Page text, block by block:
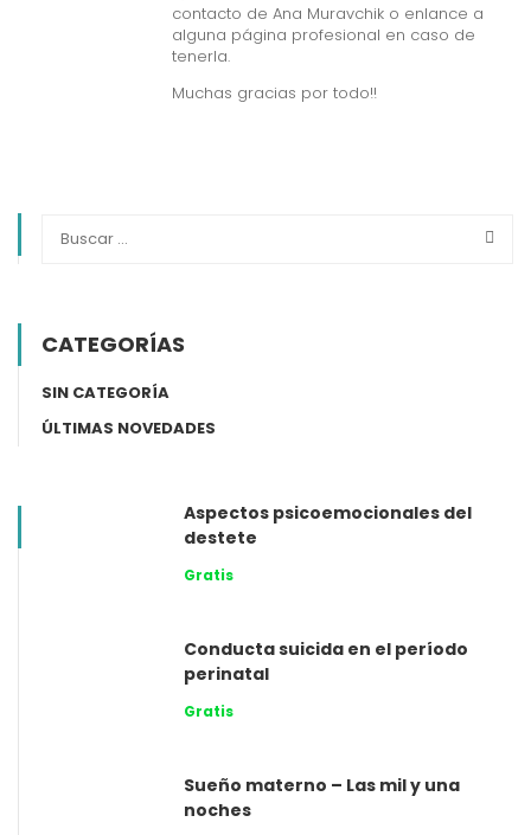
contacto de Ana Muravchik o enlance a
alguna página profesional en caso de
tenerla.
Muchas gracias por todo!!
CATEGORÍAS
SIN CATEGORÍA
ÚLTIMAS NOVEDADES
Aspectos psicoemocionales del
destete
Gratis
Conducta suicida en el período
perinatal
Gratis
Sueño materno – Las mil y una
noches